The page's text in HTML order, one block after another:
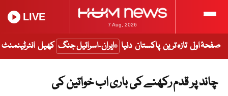
7 Aug, 2026
LIVE
صفحۂ اول تازہ ترین پاکستان دنیا ایران-اسرائیل جنگ کھیل انٹرٹینمنٹ
چاند پر قدم رکھنے کی باری اب خواتین کی